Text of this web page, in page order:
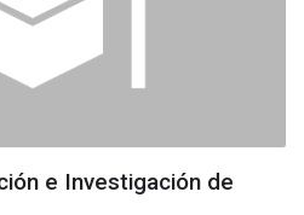
e Investigación de